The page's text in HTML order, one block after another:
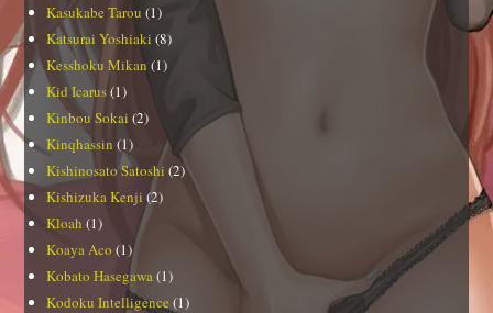
Kasukabe Tarou (1)
Katsurai Yoshiaki (8)
Kesshoku Mikan (1)
Kid Icarus(1)
Kinbou Sokai (2)
Kinqhassin (1)
Kishinosato Satoshi (2)
Kishizuka Kenji (2)
Kloah (1)
Koaya Aco (1)
Kobato Hasegawa(1)
Kodoku Intelligence (1)